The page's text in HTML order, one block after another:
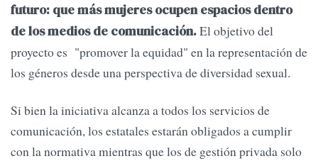
futuro: que más mujeres ocupen espacios dentro
de los medios de comunicación.El objetivo del
proyecto es "promover la equidad" en la representación de
los géneros desde una perspectiva de diversidad sexual.
Si bien la iniciativa alcanza a todos los servicios de
comunicación, los estatales estarán obligados a cumplir
con la normativa mientras que los de gestión privada solo